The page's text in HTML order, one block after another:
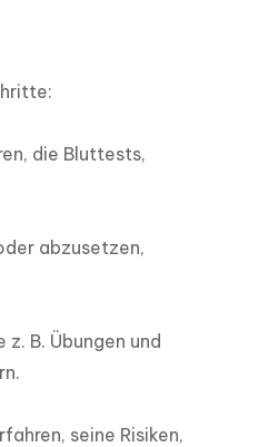
die Bluttests,
abzusetzen,
B. Übungen und
seine Risiken,